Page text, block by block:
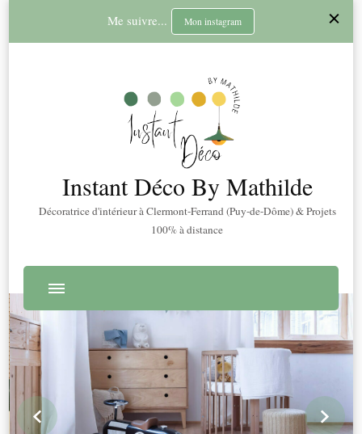
Me suivre... Mon instagram
Instant Déco By Mathilde
Décoratrice d'intérieur à Clermont-Ferrand (Puy-de-Dôme) & Projets
100% à distance
prev